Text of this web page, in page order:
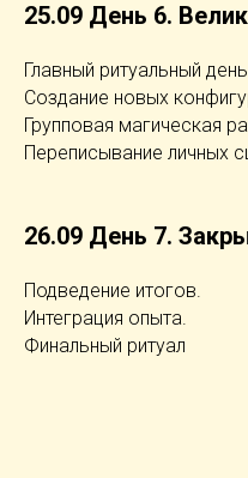
25.09 День 6.
Главный ритуальный
Создание новых
Групповая магическая
Переписывание личных
26.09 День 7.
Подведение итогов.
Интеграция опыта.
Финальный ритуал